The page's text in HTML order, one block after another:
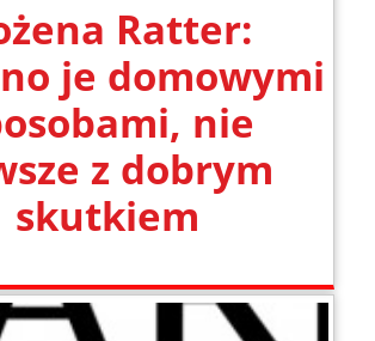
Ratter:
je domowymi
nie
z dobrym
skutkiem